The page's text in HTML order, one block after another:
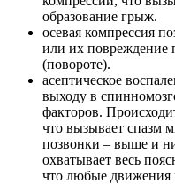
образование грыж.
осевая компрессия
или их повреждение
(повороте).
асептическое
выходу в
факторов.
что вызывает спазм
позвонки – выше и
охватывает весь
что любые